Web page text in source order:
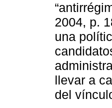
2004, p.
una
llevar a
del